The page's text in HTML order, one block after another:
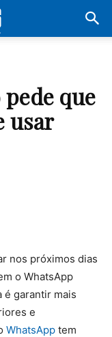
que
usar
nos próximos dias
o WhatsApp
é garantir mais
e
WhatsApp tem